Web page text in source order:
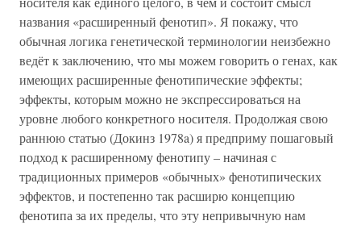
названия «расширенный фенотип». Я покажу, что
обычная логика генетической терминологии неизбежно
ведёт к заключению, что мы можем говорить о генах, как
имеющих расширенные фенотипические эффекты;
эффекты, которым можно не экспрессироваться на
уровне любого конкретного носителя. Продолжая свою
раннюю статью (Докинз 1978a) я предприму пошаговый
подход к расширенному фенотипу – начиная с
традиционных примеров «обычных» фенотипических
эффектов, и постепенно так расширю концепцию
фенотипа за их пределы, что эту непривычную нам